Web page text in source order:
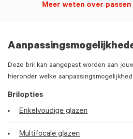
Deze bril kan aangepast worden aan
hieronder welke
Brilopties
Enkelvoudige glazen
Multifocale glazen
Meer weten over passen